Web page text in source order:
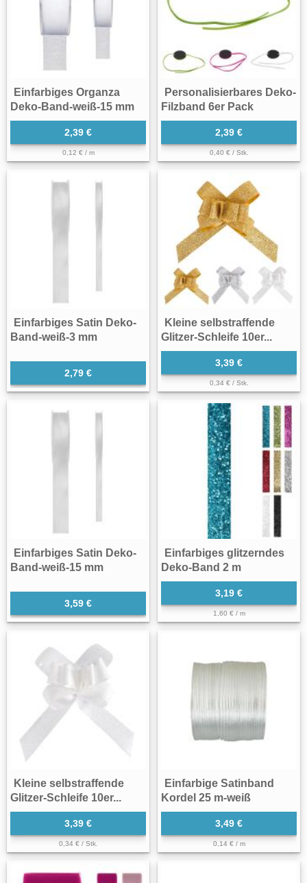
Einfarbiges Organza
Deko-Band-weiß-15 mm
2,39 €
0,12 € / m
Personalisierbares Deko-
Filzband 6er Pack
2,39 €
0,40 € / Stk.
Einfarbiges Satin Deko-
Band-weiß-3 mm
2,79 €
Kleine selbstraffende
Glitzer-Schleife 10er...
3,39 €
0,34 € / Stk.
Einfarbiges Satin Deko-
Band-weiß-15 mm
3,59 €
Einfarbiges glitzerndes
Deko-Band 2 m
3,19 €
1,60 € / m
Kleine selbstraffende
Glitzer-Schleife 10er...
3,39 €
0,34 € / Stk.
Einfarbige Satinband
Kordel 25 m-weiß
3,49 €
0,14 € / m